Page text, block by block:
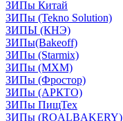
ЗИПы Китай
ЗИПы (Tekno Solution)
ЗИПЫ (КНЭ)
ЗИПы(Bakeoff)
ЗИПы (Starmix)
ЗИПы (МХМ)
ЗИПы (Фростор)
ЗИПы (АРКТО)
ЗИПы ПищТех
ЗИПы (ROALBAKERY)